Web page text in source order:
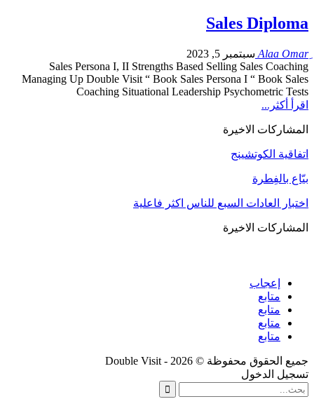
Sales Diploma
سبتمبر 5, 2023
Sales Persona I, II Strengths Based Selling Sales Coaching
Managing Up Double Visit “ Book Sales Persona I “ Book Sales
Coaching Situational Leadership Psychometric Tests
اقرأ أكثر...
المشاركات الاخيرة
اتفاقية الكوتشينج
بيّاع بالفِطرة
اختبار العادات السبع للناس اكثر فاعلية
المشاركات الاخيرة
إعجاب
متابع
متابع
متابع
متابع
جميع الحقوق محفوظة © 2026 - Double Visit
تسجيل الدخول